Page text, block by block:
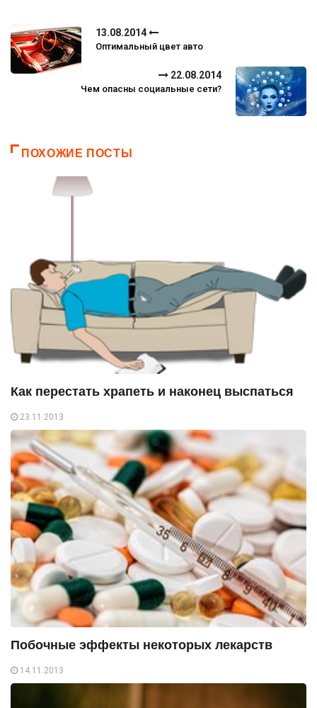
13.08.2014
Оптимальный цвет авто
22.08.2014
Чем опасны социальные сети?
ПОХОЖИЕ ПОСТЫ
Как перестать храпеть и наконец выспаться
23.11.2013
Побочные эффекты некоторых лекарств
14.11.2013